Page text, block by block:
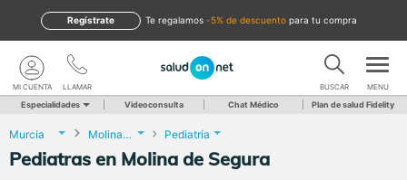
te regalamos -5% de descuento para tu compra
Regístrate
LLAMAR
MI CUENTA BUSCAR MENU
Especialidades Videoconsulta Chat Médico Plan de salud Fidelity
Murcia Molina de Segura Pediatría
Pediatras en Molina de Segura